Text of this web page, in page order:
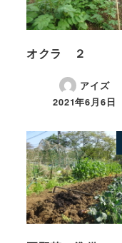
オクラ ２
アイズ
2021年6月6日